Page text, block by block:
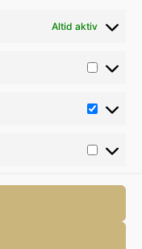
Altid aktiv
Cookiepolitik